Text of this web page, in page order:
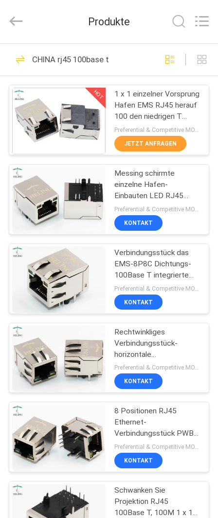
HAUS
PRODUKTE
ÜBER
UNS
FABRIK-
AUSFLUG
QUALITÄTSKONTROLLE
TRETEN
SIE
VERBINDUNG
FORDERN
SIE
ZITAT
SITEMAP
PRIVACY
POLICY
Rights
by
Buchse rj45
118
integrierter
Magnetics rj45
13
Zurückhaltung rj45
30
PWB Rj45 Jack
16
rj45 100base t
11
Produkte
CHINA rj45 100base t
HOT
1 x 1 einzelner Vorsprung
Hafen EMS RJ45 herauf
100 den niedrigen T
Transformator mit
Grünem/Gelb LED
Preferential & Competitive MOQ:6000
JETZT ANFRAGEN
Messing schirmte
einzelne Hafen-
Einbauten LED RJ45
100Base T für Ethernet-
Router ab
KONTAKT
Verbindungsstück das
EMS-8P8C Dichtungs-
100Base T integrierte
Magnetics abgeschirmt
mit LED
KONTAKT
Rechtwinkliges
Verbindungsstück-
horizontale
Zugangsbedingung RJ45
100Base T verriegeln
nach unten
Preferential & Competitive MOQ:2000
KONTAKT
8 Positionen RJ45
Ethernet-
Verbindungsstück PWBs
modularer Jack 100
niedriges T Katzen-5e
Preferential & Competitive MOQ:2000
KONTAKT
Schwanken Sie
Projektion RJ45
100Base T, 100M 1 x 1